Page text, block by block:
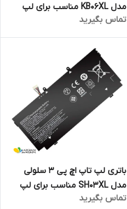
مدل KB06XL مناسب برای لپ
تاپ Spectre X360 15-B Series
تماس بگیرید
باتری لپ تاپ اچ پی 3 سلولی
مدل SH03XL مناسب برای لپ
تاپ Spectre X360 Series
تماس بگیرید